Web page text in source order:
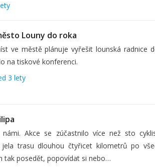
Louny do roka
ve městě plánuje vyřešit lounská radnice
na tiskové konferenci.
3 lety
Akce se zúčastnilo více než sto
trasu dlouhou čtyřicet kilometrů po
tak posedět, popovídat si nebo…